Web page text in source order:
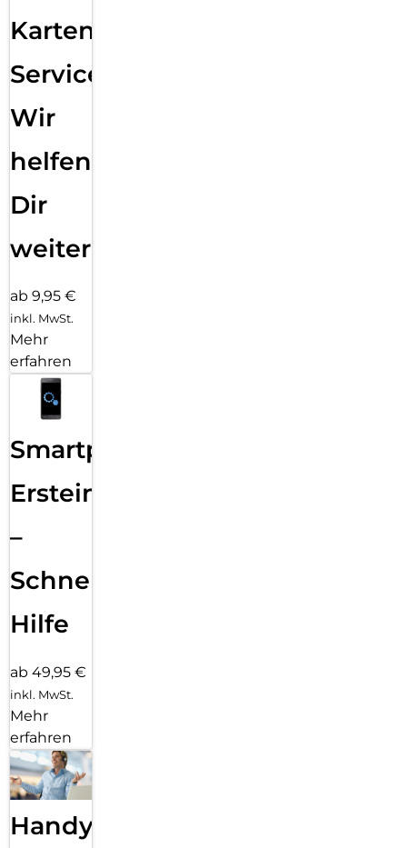
Karten
Service:
Wir
helfen
Dir
weiter
ab 9,95 €
inkl. MwSt.
Mehr
erfahren
Smartphone
Ersteinrichtung
–
Schnelle
Hilfe
ab 49,95 €
inkl. MwSt.
Mehr
erfahren
Handy